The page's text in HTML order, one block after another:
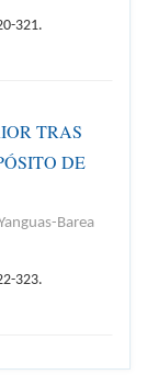
321.
TRAS
DE
Barea
323.